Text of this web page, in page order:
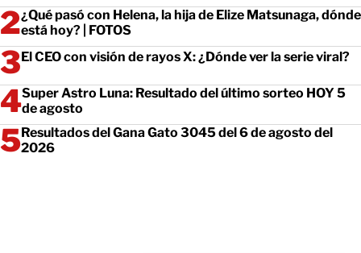
¿Qué pasó con Helena, la hija de Elize Matsunaga, dónde
está hoy? | FOTOS
El CEO con visión de rayos X: ¿Dónde ver la serie viral?
Super Astro Luna: Resultado del último sorteo HOY 5
de agosto
Resultados del Gana Gato 3045 del 6 de agosto del
2026